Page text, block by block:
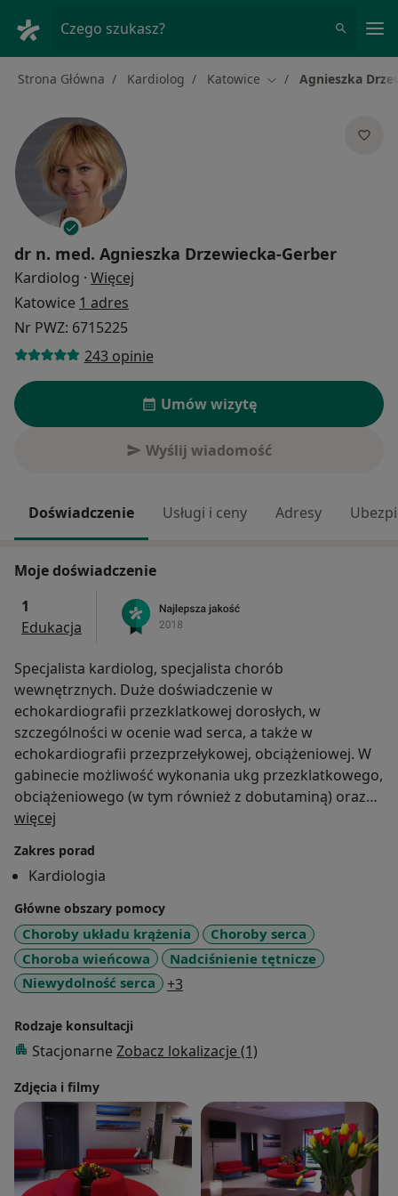
Czego szukasz?
Strona Główna Kardiolog Katowice Zmień miasto
Agnieszka
dr n. med. Agnieszka Drzewiecka-Gerber
Kardiolog · Więcej
Katowice 1 adres
Nr PWZ: 6715225
243 opinie
Umów wizytę
Wyślij wiadomość
Doświadczenie Usługi i ceny Adresy
Moje doświadczenie
1
Edukacja
Specjalista kardiolog, specjalista chorób
wewnętrznych. Duże doświadczenie w
echokardiografii przezklatkowej dorosłych, w
szczególności w ocenie wad serca, a także w
echokardiografii przezprzełykowej, obciążeniowej. W
gabinecie możliwość wykonania ukg przezklatkowego,
obciążeniowego (w tym również z dobutaminą) oraz
ukg przezprzełykowego. Możliwość kwalifikacji do
Zapraszam na stronę www.poradniadlaserca.pl
więcej
Zakres porad
Kardiologia
Główne obszary pomocy
Choroby układu krążenia
Choroby serca
Choroba wieńcowa
Nadciśnienie tętnicze
Niewydolność serca
+3
Rodzaje konsultacji
Stacjonarne Zobacz lokalizacje (1)
Zdjęcia i filmy